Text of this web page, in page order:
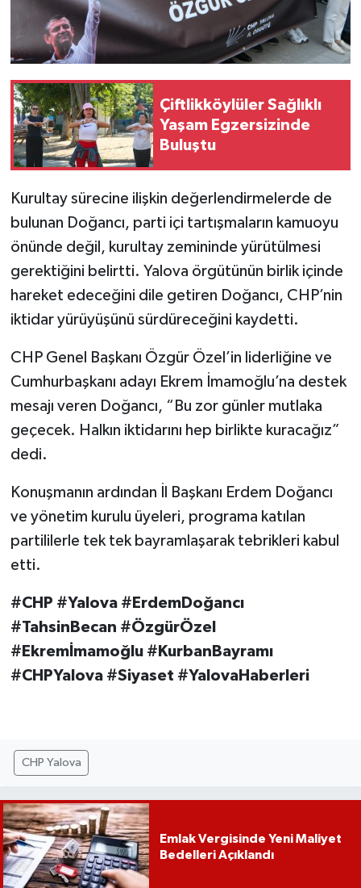
Çiftlikköylüler Sağlıklı
Yaşam Egzersizinde
Buluştu
Kurultay sürecine ilişkin değerlendirmelerde de
bulunan Doğancı, parti içi tartışmaların kamuoyu
önünde değil, kurultay zemininde yürütülmesi
gerektiğini belirtti. Yalova örgütünün birlik içinde
hareket edeceğini dile getiren Doğancı, CHP’nin
iktidar yürüyüşünü sürdüreceğini kaydetti.
CHP Genel Başkanı Özgür Özel’in liderliğine ve
Cumhurbaşkanı adayı Ekrem İmamoğlu’na destek
mesajı veren Doğancı, “Bu zor günler mutlaka
geçecek. Halkın iktidarını hep birlikte kuracağız”
dedi.
Konuşmanın ardından İl Başkanı Erdem Doğancı
ve yönetim kurulu üyeleri, programa katılan
partililerle tek tek bayramlaşarak tebrikleri kabul
etti.
#CHP #Yalova #ErdemDoğancı
#TahsinBecan #ÖzgürÖzel
#Ekremİmamoğlu #KurbanBayramı
#CHPYalova #Siyaset #YalovaHaberleri
CHP Yalova
Emlak Vergisinde Yeni Maliyet
Bedelleri Açıklandı